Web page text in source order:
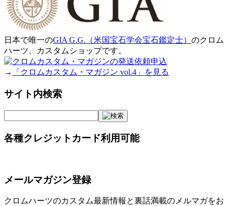
日本で唯一のGIA G.G.（米国宝石学会宝石鑑定士） のクロム
ハーツ、カスタムショップです。
→ 「クロムカスタム・マガジン vol.4」を見る
サイト内検索
各種クレジットカード利用可能
メールマガジン登録
クロムハーツのカスタム最新情報と裏話満載のメルマガをお